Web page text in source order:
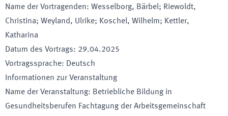
Name der Vortragenden: Wesselborg, Bärbel; Riewoldt,
Christina; Weyland, Ulrike; Koschel, Wilhelm; Kettler,
Katharina
Datum des Vortrags: 29.04.2025
Vortragssprache: Deutsch
Informationen zur Veranstaltung
Name der Veranstaltung: Betriebliche Bildung in
Gesundheitsberufen Fachtagung der Arbeitsgemeinschaft